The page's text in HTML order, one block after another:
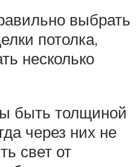
выбрать
потолка,
несколько
быть толщиной
через них не
свет от